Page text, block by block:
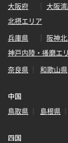
大阪府
大阪
北摂エリア
兵庫県
阪神
神戸内陸・播磨エ
奈良県
和歌山県
中国
鳥取県
島根県
四国